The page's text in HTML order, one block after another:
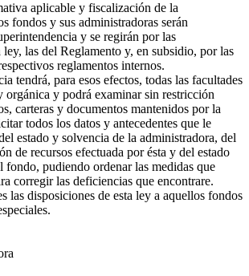
aplicable y fiscalización de la
fondos y sus administradoras serán
y se regirán por las
ley, las del Reglamento y, en subsidio, por las
reglamentos internos.
tendrá, para esos efectos, todas las facultades
orgánica y podrá examinar sin restricción
carteras y documentos mantenidos por la
todos los datos y antecedentes que le
estado y solvencia de la administradora, del
de recursos efectuada por ésta y del estado
fondo, pudiendo ordenar las medidas que
corregir las deficiencias que encontrare.
las disposiciones de esta ley a aquellos fondos